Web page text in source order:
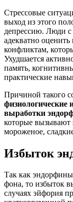
Стрессовые
выход из этого
депрессию. Люди с
адекватно
конфликтам,
Ухудшается
память,
практические
Причиной такого
физиологические
выработки
которые вызывают
мороженое,
Избыток
Так как
фона, то избыток
случаях эйфория